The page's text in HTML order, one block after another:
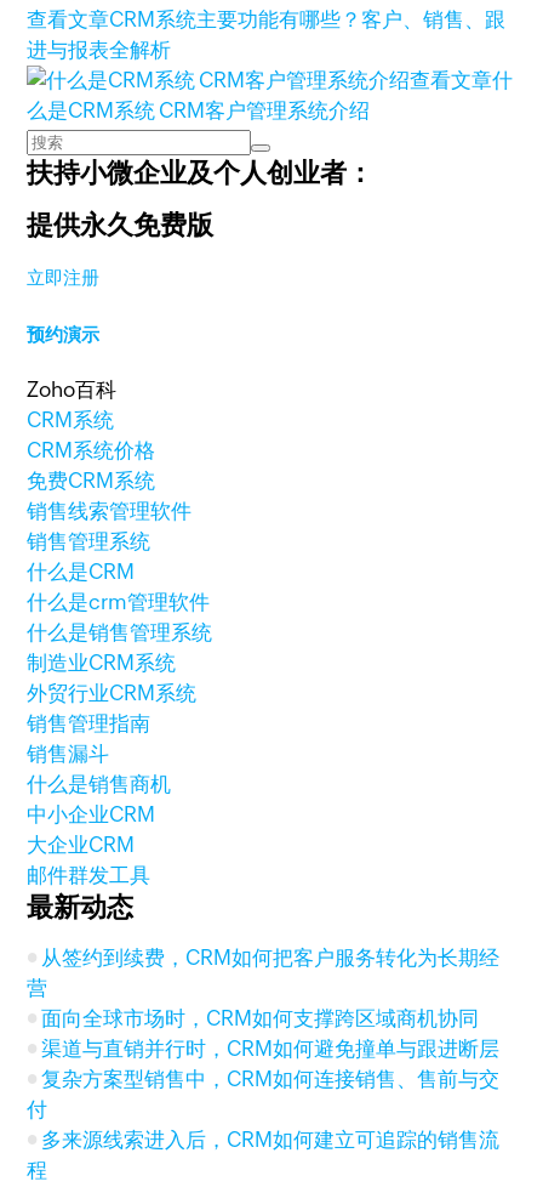
查看文章CRM系统主要功能有哪些？客户、销售、跟
进与报表全解析
查看文章什
么是CRM系统 CRM客户管理系统介绍
扶持小微企业及个人创业者：
提供永久免费版
立即注册
预约演示
Zoho百科
CRM系统
CRM系统价格
免费CRM系统
销售线索管理软件
销售管理系统
什么是CRM
什么是crm管理软件
什么是销售管理系统
制造业CRM系统
外贸行业CRM系统
销售管理指南
销售漏斗
什么是销售商机
中小企业CRM
大企业CRM
邮件群发工具
最新动态
从签约到续费，CRM如何把客户服务转化为长期经
营
面向全球市场时，CRM如何支撑跨区域商机协同
渠道与直销并行时，CRM如何避免撞单与跟进断层
复杂方案型销售中，CRM如何连接销售、售前与交
付
多来源线索进入后，CRM如何建立可追踪的销售流
程